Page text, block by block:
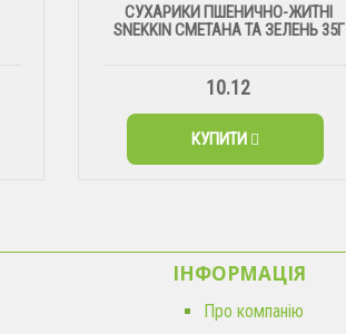
СУХАРИКИ ПШЕНИЧНО-ЖИТНІ
SNEKKIN СМЕТАНА ТА ЗЕЛЕНЬ 35Г
10.12
КУПИТИ
ІНФОРМАЦІЯ
Про компанію